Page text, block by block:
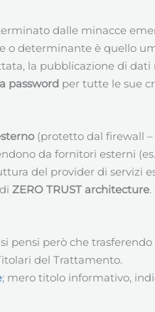
dalle minacce
o determinante è quello
la pubblicazione di dati
password per tutte le sue
(protetto dal firewall
da fornitori esterni
del provider di servizi
ZERO TRUST architecture.
pensi però che
del Trattamento.
; mero titolo informativo,